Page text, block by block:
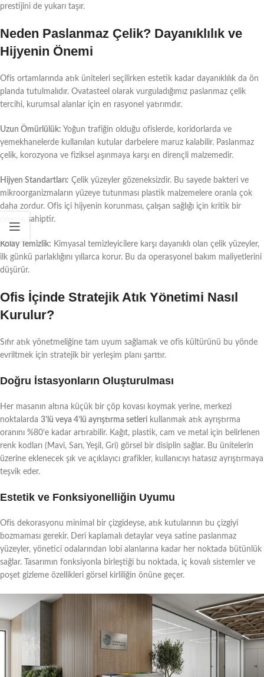
prestijini de yukarı taşır.
Neden Paslanmaz Çelik? Dayanıklılık ve
Hijyenin Önemi
Ofis ortamlarında atık üniteleri seçilirken estetik kadar dayanıklılık da ön
planda tutulmalıdır. Ovatasteel olarak vurguladığımız paslanmaz çelik
tercihi, kurumsal alanlar için en rasyonel yatırımdır.
Uzun Ömürlülük: Yoğun trafiğin olduğu ofislerde, koridorlarda ve
yemekhanelerde kullanılan kutular darbelere maruz kalabilir. Paslanmaz
çelik, korozyona ve fiziksel aşınmaya karşı en dirençli malzemedir.
Hijyen Standartları: Çelik yüzeyler gözeneksizdir. Bu sayede bakteri ve
mikroorganizmaların yüzeye tutunması plastik malzemelere oranla çok
daha zordur. Ofis içi hijyenin korunması, çalışan sağlığı için kritik bir
öneme sahiptir.
Kolay Temizlik: Kimyasal temizleyicilere karşı dayanıklı olan çelik yüzeyler,
ilk günkü parlaklığını yıllarca korur. Bu da operasyonel bakım maliyetlerini
düşürür.
Ofis İçinde Stratejik Atık Yönetimi Nasıl
Kurulur?
Sıfır atık yönetmeliğine tam uyum sağlamak ve ofis kültürünü bu yönde
evriltmek için stratejik bir yerleşim planı şarttır.
Doğru İstasyonların Oluşturulması
Her masanın altına küçük bir çöp kovası koymak yerine, merkezi
noktalarda 3’lü veya 4’lü ayrıştırma setleri kullanmak atık ayrıştırma
oranını %80’e kadar artırabilir. Kağıt, plastik, cam ve metal için belirlenen
renk kodları (Mavi, Sarı, Yeşil, Gri) görsel bir disiplin sağlar. Bu ünitelerin
üzerine eklenecek şık ve açıklayıcı grafikler, kullanıcıyı hatasız ayrıştırmaya
teşvik eder.
Estetik ve Fonksiyonelliğin Uyumu
Ofis dekorasyonu minimal bir çizgideyse, atık kutularının bu çizgiyi
bozmaması gerekir. Deri kaplamalı detaylar veya satine paslanmaz
yüzeyler, yönetici odalarından lobi alanlarına kadar her noktada bütünlük
sağlar. Tasarımın fonksiyonla birleştiği bu noktada, iç kovalı sistemler ve
poşet gizleme özellikleri görsel kirliliğin önüne geçer.